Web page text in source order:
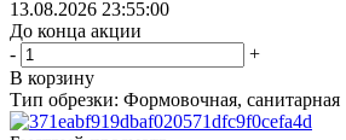
13.08.2026 23:55:00
До конца акции
-
+
В корзину
Тип обрезки: Формовочная, санитарная